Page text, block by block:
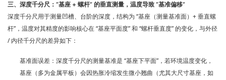
三、深度千分尺：“基座 + 螺杆” 的垂直测量，温度导致 “基准偏移”
深度千分尺用于测量凹槽、台阶的深度，结构为 “基座（测量基准面）+ 垂直螺
杆”，温度对其精度的影响核心在 “基座平面度” 和 “螺杆垂直度” 的变化 ，与外径
/ 内径千分尺的差异如下：
基准面误差 ：深度千分尺的测量基准是 “基座下平面”，若环境温度变化，
基座（多为金属平板）会因热胀冷缩发生微小翘曲（尤其大尺寸基座，如